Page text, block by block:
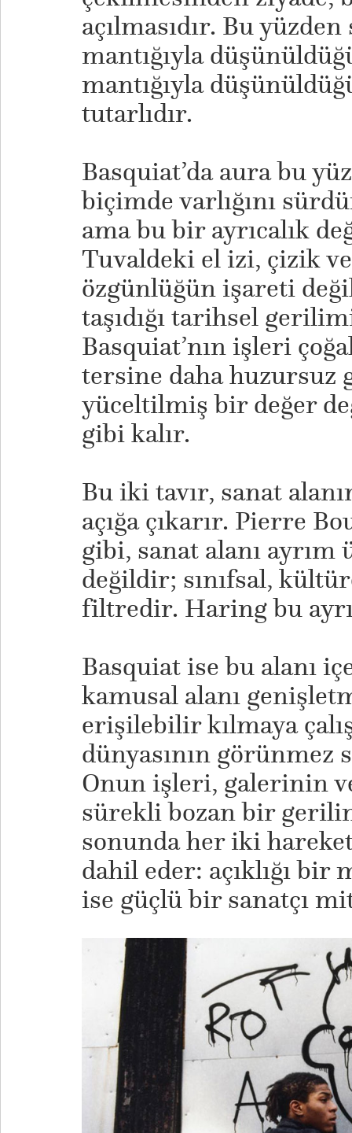
açılmasıdır. Bu
mantığıyla
mantığıyla
tutarlıdır.
Basquiat’da aura bu
biçimde varlığını
ama bu bir ayrıcalık
Tuvaldeki el izi, çizik
özgünlüğün işareti
taşıdığı tarihsel
Basquiat’nın işleri
tersine daha huzursuz
yüceltilmiş bir değer
gibi kalır.
Bu iki tavır, sanat
açığa çıkarır. Pierre
gibi, sanat alanı
değildir; sınıfsal,
filtredir. Haring bu
​Basquiat ise bu alanı
kamusal alanı
erişilebilir kılmaya
dünyasının görünmez
Onun işleri, galerinin
sürekli bozan bir
sonunda her iki
dahil eder: açıklığı
ise güçlü bir sanatçı